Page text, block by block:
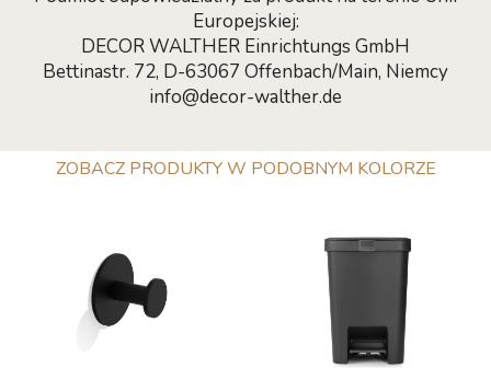
Europejskiej:
DECOR WALTHER Einrichtungs GmbH
Bettinastr. 72, D-63067 Offenbach/Main, Niemcy
info@decor-walther.de
ZOBACZ PRODUKTY W PODOBNYM KOLORZE